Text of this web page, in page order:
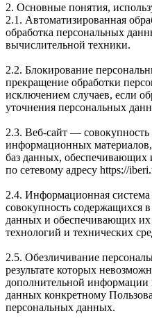
2. Основные понятия,
2.1. Автоматизированная
обработка персональных
вычислительной техники.
2.2. Блокирование
прекращение обработки
исключением случаев, если
уточнения персональных
2.3. Веб-сайт — совокупность
информационных
баз данных, обеспечивающих
по сетевому адресу https://
2.4. Информационная
совокупность содержащихся
данных и обеспечивающих
технологий и технических
2.5. Обезличивание
результате которых
дополнительной информации
данных конкретному
персональных данных.